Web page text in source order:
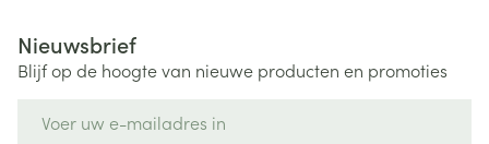
Nieuwsbrief
Blijf op de hoogte van nieuwe producten en promoties